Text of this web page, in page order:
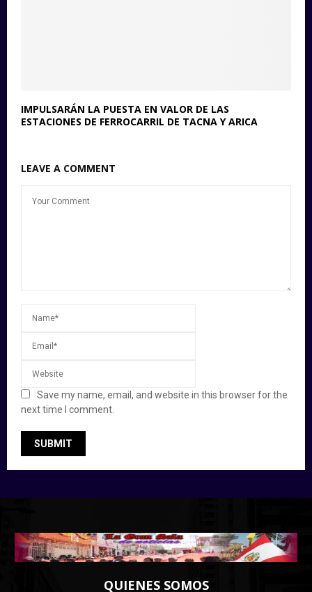
IMPULSARÁN LA PUESTA EN VALOR DE LAS
ESTACIONES DE FERROCARRIL DE TACNA Y ARICA
LEAVE A COMMENT
Save my name, email, and website in this browser for the
next time I comment.
QUIENES SOMOS